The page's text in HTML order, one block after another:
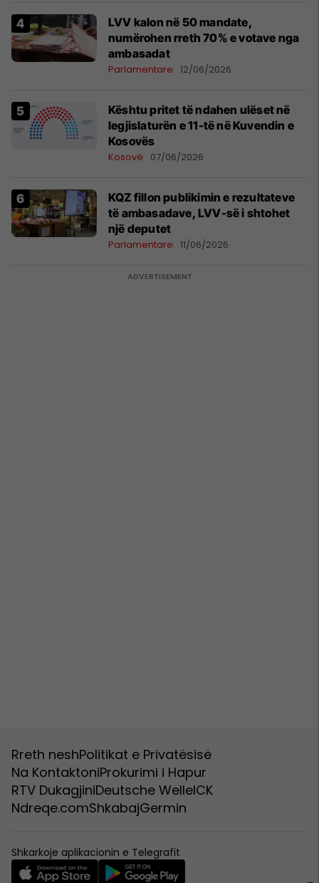
LVV kalon në 50 mandate,
numërohen rreth 70% e votave nga
ambasadat
Parlamentare 12/06/2026
Kështu pritet të ndahen ulëset në
legjislaturën e 11-të në Kuvendin e
Kosovës
Kosovë 07/06/2026
KQZ fillon publikimin e rezultateve
të ambasadave, LVV-së i shtohet
një deputet
Parlamentare 11/06/2026
Rreth neshPolitikat e Privatësisë
Na KontaktoniProkurimi i Hapur
RTV DukagjiniDeutsche WelleICK
Ndreqe.comShkabajGermin
Shkarkoje aplikacionin e Telegrafit